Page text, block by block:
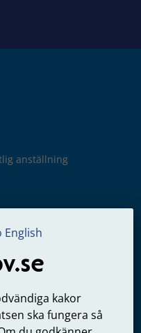
English
kakor
ska fungera så
anställning